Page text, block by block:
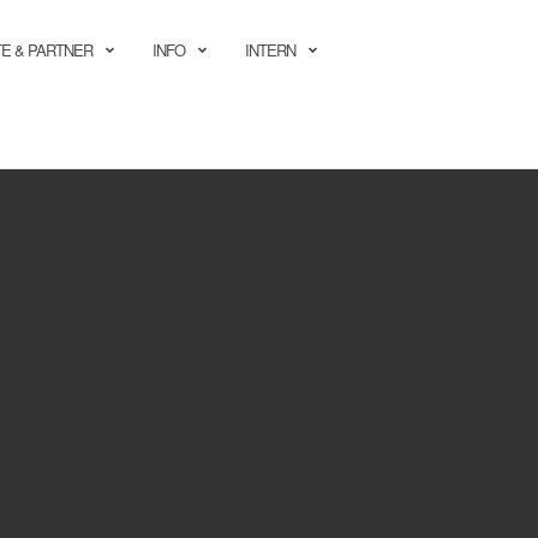
& PARTNER INFO INTERN